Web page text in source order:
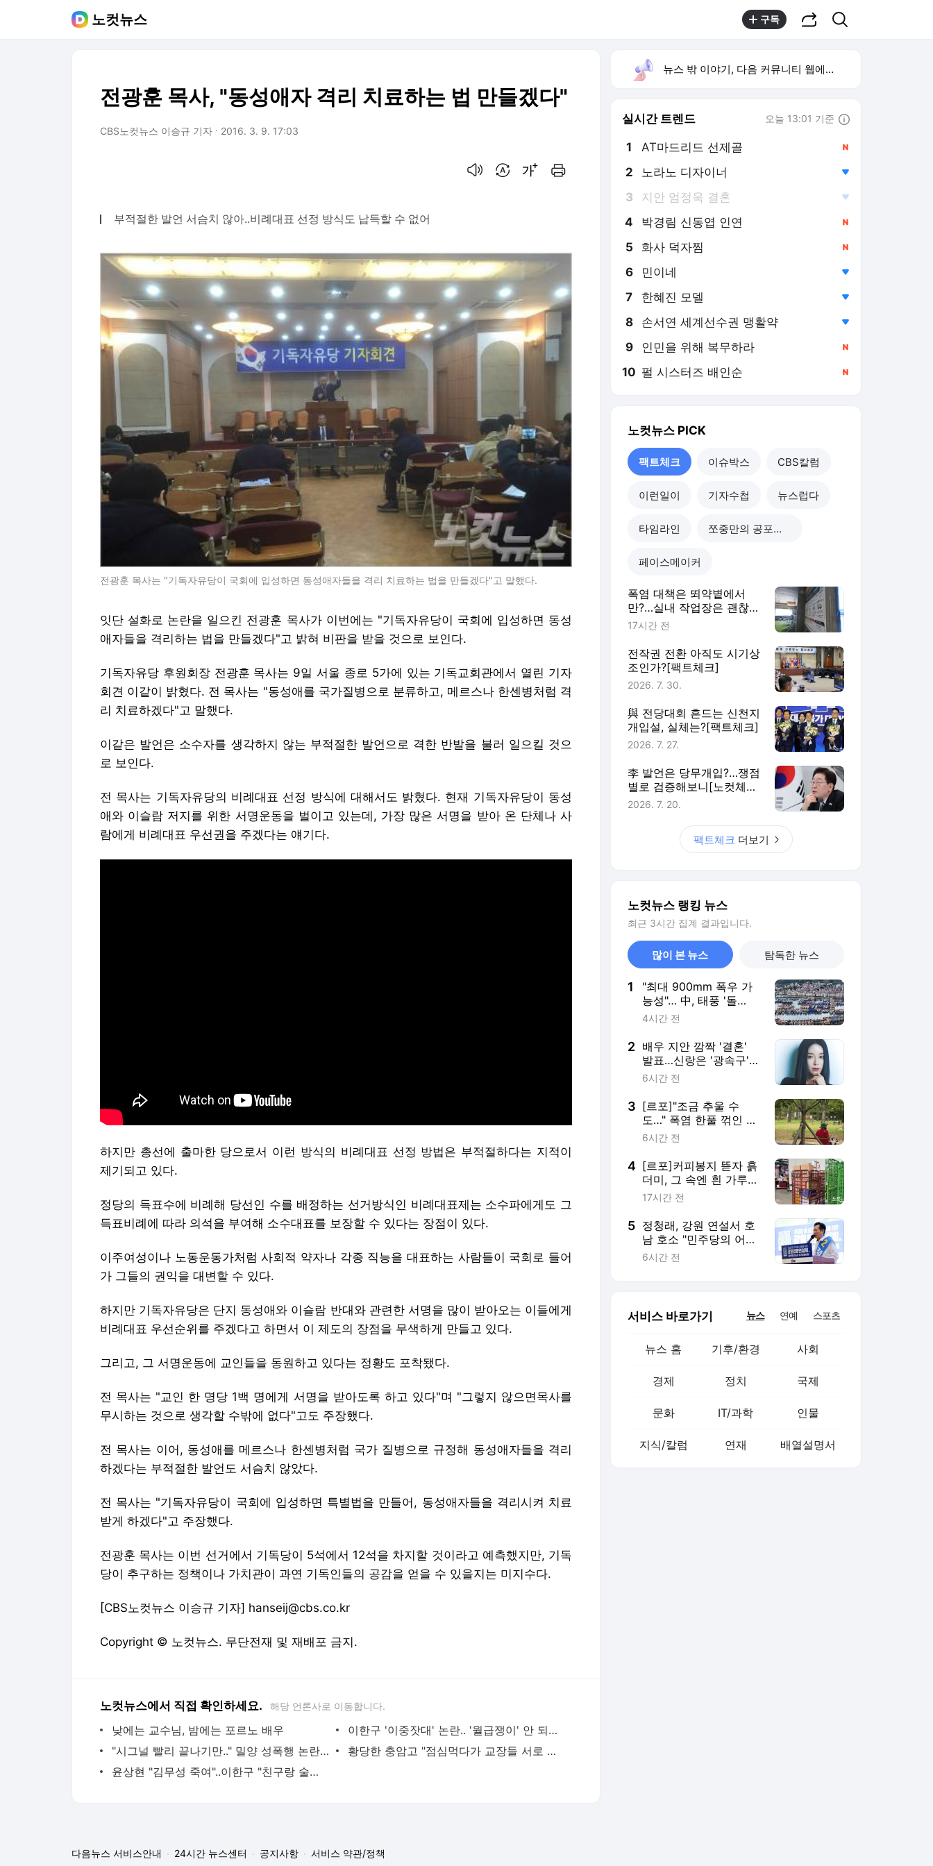
노컷뉴스 구독
전광훈 목사, "동성애자 격리 치료하는 법 만들겠다"
CBS노컷뉴스 이승규 기자 2016. 3. 9. 17:03
부적절한 발언 서슴치 않아..비례대표 선정 방식도 납득할 수 없어
전광훈 목사는 "기독자유당이 국회에 입성하면 동성애자들을 격리 치료하는 법을 만들겠다"고 말했다.
잇단 설화로 논란을 일으킨 전광훈 목사가 이번에는 "기독자유당이 국회에 입성하면 동성
애자들을 격리하는 법을 만들겠다"고 밝혀 비판을 받을 것으로 보인다.
기독자유당 후원회장 전광훈 목사는 9일 서울 종로 5가에 있는 기독교회관에서 열린 기자
회견 이같이 밝혔다. 전 목사는 "동성애를 국가질병으로 분류하고, 메르스나 한센병처럼 격
리 치료하겠다"고 말했다.
이같은 발언은 소수자를 생각하지 않는 부적절한 발언으로 격한 반발을 불러 일으킬 것으
로 보인다.
전 목사는 기독자유당의 비례대표 선정 방식에 대해서도 밝혔다. 현재 기독자유당이 동성
애와 이슬람 저지를 위한 서명운동을 벌이고 있는데, 가장 많은 서명을 받아 온 단체나 사
람에게 비례대표 우선권을 주겠다는 얘기다.
하지만 총선에 출마한 당으로서 이런 방식의 비례대표 선정 방법은 부적절하다는 지적이
제기되고 있다.
정당의 득표수에 비례해 당선인 수를 배정하는 선거방식인 비례대표제는 소수파에게도 그
득표비례에 따라 의석을 부여해 소수대표를 보장할 수 있다는 장점이 있다.
이주여성이나 노동운동가처럼 사회적 약자나 각종 직능을 대표하는 사람들이 국회로 들어
가 그들의 권익을 대변할 수 있다.
하지만 기독자유당은 단지 동성애와 이슬람 반대와 관련한 서명을 많이 받아오는 이들에게
비례대표 우선순위를 주겠다고 하면서 이 제도의 장점을 무색하게 만들고 있다.
그리고, 그 서명운동에 교인들을 동원하고 있다는 정황도 포착됐다.
전 목사는 "교인 한 명당 1백 명에게 서명을 받아도록 하고 있다"며 "그렇지 않으면목사를
무시하는 것으로 생각할 수밖에 없다"고도 주장했다.
전 목사는 이어, 동성애를 메르스나 한센병처럼 국가 질병으로 규정해 동성애자들을 격리
하겠다는 부적절한 발언도 서슴치 않았다.
전 목사는 "기독자유당이 국회에 입성하면 특별법을 만들어, 동성애자들을 격리시켜 치료
받게 하겠다"고 주장했다.
전광훈 목사는 이번 선거에서 기독당이 5석에서 12석을 차지할 것이라고 예측했지만, 기독
당이 추구하는 정책이나 가치관이 과연 기독인들의 공감을 얻을 수 있을지는 미지수다.
[CBS노컷뉴스 이승규 기자] hanseij@cbs.co.kr
Copyright © 노컷뉴스. 무단전재 및 재배포 금지.
노컷뉴스에서 직접 확인하세요. 해당 언론사로 이동합니다.
낮에는 교수님, 밤에는 포르노 배우
이한구 '이중잣대' 논란.. '월급쟁이' 안 되고, '막말' 되고
"시그널 빨리 끝나기만.." 밀양 성폭행 논란에 경찰 한숨만
황당한 충암고 "점심먹다가 교장들 서로 바꿔"
윤상현 "김무성 죽여"..이한구 "친구랑 술먹고 한 말 아닌가"
뉴스 밖 이야기, 다음 커뮤니티 웹에서 보기
실시간 트렌드 오늘 13:01 기준
1 AT마드리드 선제골
2 노라노 디자이너
3 지안 엄정욱 결혼
4 박경림 신동엽 인연
5 화사 덕자찜
6 민이네
7 한혜진 모델
8 손서연 세계선수권 맹활약
9 인민을 위해 복무하라
10 펄 시스터즈 배인순
노컷뉴스 PICK
팩트체크 이슈박스 CBS칼럼
이런일이 기자수첩 뉴스럽다
타임라인 쪼중만의 공포체험
페이스메이커
폭염 대책은 뙤약볕에서
만?…실내 작업장은 괜찮을
까[팩트체크]
17시간 전
전작권 전환 아직도 시기상
조인가?[팩트체크]
2026. 7. 30.
與 전당대회 흔드는 신천지
개입설, 실체는?[팩트체크]
2026. 7. 27.
李 발언은 당무개입?…쟁점
별로 검증해보니[노컷체
크]
2026. 7. 20.
팩트체크 더보기
노컷뉴스 랭킹 뉴스
최근 3시간 집계 결과입니다.
많이 본 뉴스 탐독한 뉴스
1
"최대 900mm 폭우 가
능성"… 中, 태풍 '돌
핀'에 적색경보
4시간 전
2 배우 지안 깜짝 '결혼'
발표…신랑은 '광속구'
투수 엄정욱
6시간 전
3 [르포]"조금 추울 수
도…" 폭염 한풀 꺾인 부
산, 거리 나선 시민들
6시간 전
4 [르포]커피봉지 뜯자 흙
더미, 그 속엔 흰 가루?
안양우편집중국
17시간 전
5 정청래, 강원 연설서 호
남 호소 "민주당의 어머
니는 전라도"
6시간 전
서비스 바로가기 뉴스 연예 스포츠
뉴스 홈 기후/환경 사회
경제 정치 국제
문화 IT/과학 인물
지식/칼럼 연재 배열설명서
다음뉴스 서비스안내 24시간 뉴스센터 공지사항 서비스 약관/정책